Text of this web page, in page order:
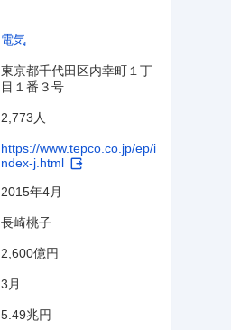
電気
東京都千代田区内幸町１丁
目１番３号
2,773人
https://www.tepco.co.jp/ep/i
ndex-j.html
2015年4月
長崎桃子
2,600億円
3月
5.49兆円